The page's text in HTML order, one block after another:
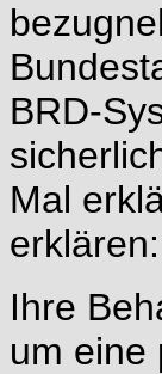
BRD-
Mal
erklären:
Ihre
um eine